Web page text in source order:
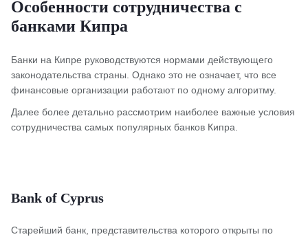
Особенности сотрудничества с
банками Кипра
Банки на Кипре руководствуются нормами действующего
законодательства страны. Однако это не означает, что все
финансовые организации работают по одному алгоритму.
Далее более детально рассмотрим наиболее важные условия
сотрудничества самых популярных банков Кипра.
Bank of Cyprus
Старейший банк, представительства которого открыты по